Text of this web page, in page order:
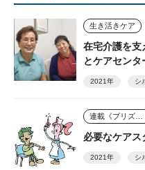
生き活きケア
在宅介護を支
とケアセンタ
2021年 シ
必要なケアス
2021年 シ